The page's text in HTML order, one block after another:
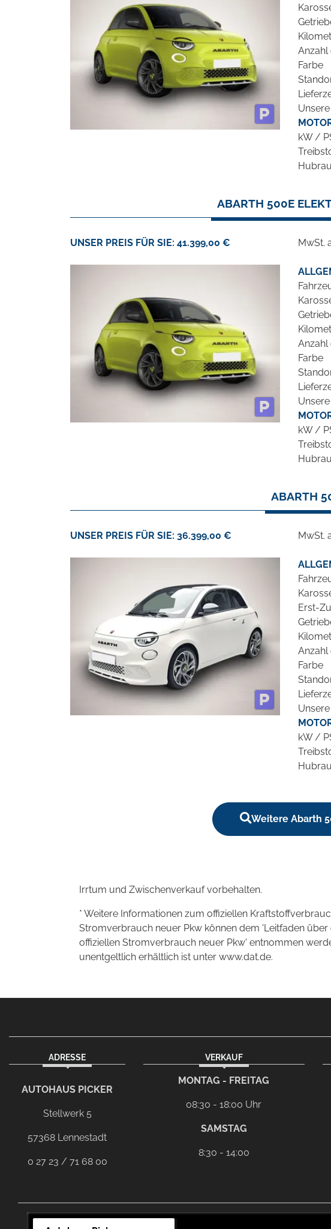
Anzahl
Farbe
kW /
ABARTH 500E
UNSER PREIS FÜR SIE: 41.399,00 € MwSt.
Anzahl
Farbe
kW /
ABARTH
UNSER PREIS FÜR SIE: 36.399,00 € MwSt.
Erst-
Anzahl
Farbe
kW /
Weitere Abarth
Irrtum und Zwischenverkauf vorbehalten.
* Weitere Informationen zum offiziellen
Stromverbrauch neuer Pkw können dem 'Leitfaden
offiziellen Stromverbrauch neuer Pkw' entnommen
unentgeltlich erhältlich ist unter www.dat.de.
ADRESSE
AUTOHAUS PICKER
Stellwerk 5
57368 Lennestadt
0 27 23 / 71 68 00
VERKAUF
MONTAG - FREITAG
08:30 - 18:00 Uhr
SAMSTAG
8:30 - 14:00
Dieser Link führt zu Ihrem eMail-Programm